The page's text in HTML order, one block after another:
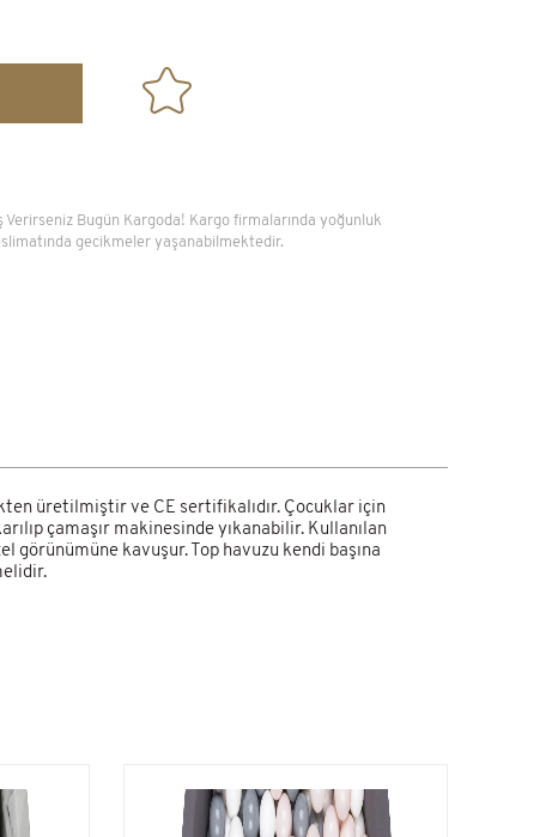
10.500,00 TL
Verirseniz Bugün Kargoda! Kargo firmalarında yoğunluk
gecikmeler yaşanabilmektedir.
üretilmiştir ve CE sertifikalıdır. Çocuklar için
çamaşır makinesinde yıkanabilir. Kullanılan
kavuşur. Top havuzu kendi başına